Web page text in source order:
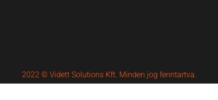
2022 © Vidett Solutions Kft. Minden jog fenntartva.